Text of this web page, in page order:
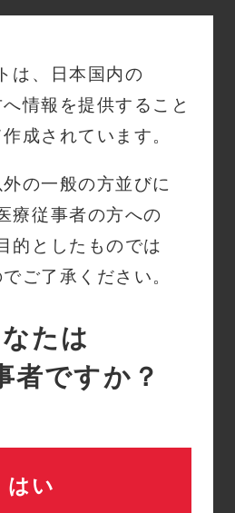
は、日本国内の
情報を提供すること
成されています。
の一般の方並びに
療従事者の方への
的としたものでは
ご了承ください。
たは
者ですか？
はい
使用中にディ
でくるくるリ
ていますが、
ディスプレイ
す。
いう状況でし
ら